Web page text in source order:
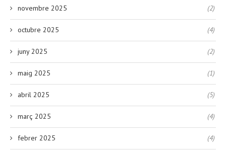
novembre 2025 (2)
octubre 2025 (4)
juny 2025 (2)
maig 2025 (1)
abril 2025 (5)
març 2025 (4)
febrer 2025 (4)